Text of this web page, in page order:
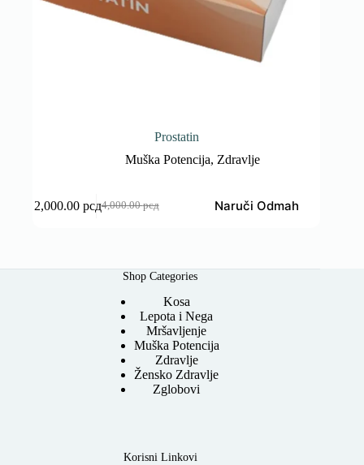
Prostatin
Muška Potencija, Zdravlje
4,000.00рсд
Оригинална
4,000.00 рсд.
2,000.00 рсдТренутна
Naruči Odmah
Shop Categories
Kosa
Lepota i Nega
Mršavljenje
Muška Potencija
Zdravlje
Žensko Zdravlje
Zglobovi
Korisni Linkovi